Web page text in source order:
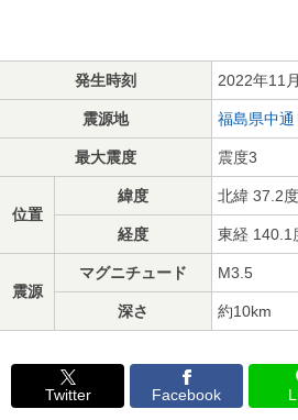
発生時刻 2022年11
震源地 福島県中通
最大震度 震度3
位置
緯度 北緯 37.2度
経度 東経 140.1
震源
マグニチュード M3.5
深さ 約10km
Twitter Facebook